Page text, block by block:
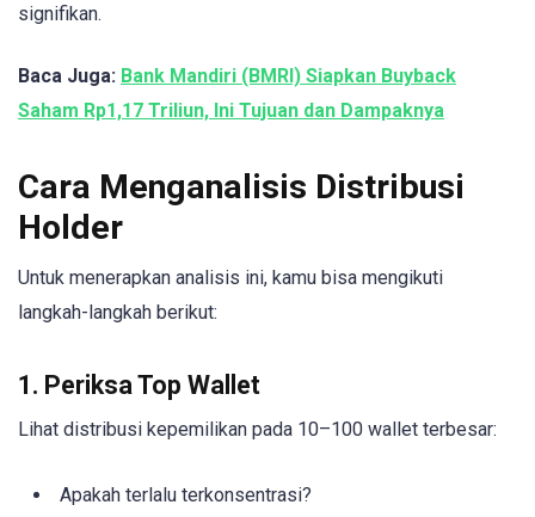
signifikan.
Baca Juga: Bank Mandiri (BMRI) Siapkan Buyback
Saham Rp1,17 Triliun, Ini Tujuan dan Dampaknya
Cara Menganalisis Distribusi
Holder
Untuk menerapkan analisis ini, kamu bisa mengikuti
langkah-langkah berikut:
1. Periksa Top Wallet
Lihat distribusi kepemilikan pada 10–100 wallet terbesar:
Apakah terlalu terkonsentrasi?